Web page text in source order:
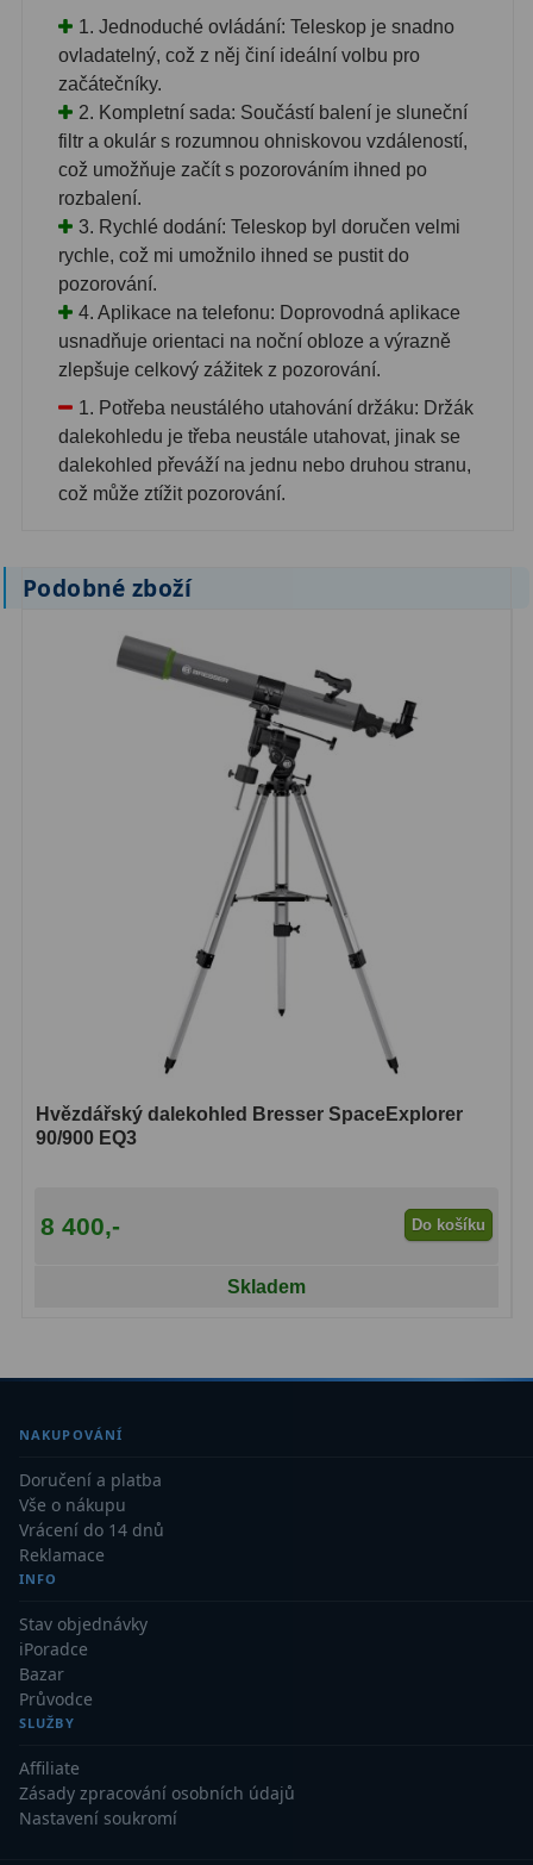
1. Jednoduché ovládání: Teleskop je snadno
ovladatelný, což z něj činí ideální volbu pro
začátečníky.
2. Kompletní sada: Součástí balení je sluneční
filtr a okulár s rozumnou ohniskovou vzdáleností,
což umožňuje začít s pozorováním ihned po
rozbalení.
3. Rychlé dodání: Teleskop byl doručen velmi
rychle, což mi umožnilo ihned se pustit do
pozorování.
4. Aplikace na telefonu: Doprovodná aplikace
usnadňuje orientaci na noční obloze a výrazně
zlepšuje celkový zážitek z pozorování.
1. Potřeba neustálého utahování držáku: Držák
dalekohledu je třeba neustále utahovat, jinak se
dalekohled převáží na jednu nebo druhou stranu,
což může ztížit pozorování.
Podobné zboží
Hvězdářský dalekohled Bresser SpaceExplorer
90/900 EQ3
8 400,- Do košíku
Skladem
NAKUPOVÁNÍ
Doručení a platba
Vše o nákupu
Vrácení do 14 dnů
Reklamace
INFO
Stav objednávky
iPoradce
Bazar
Průvodce
SLUŽBY
Affiliate
Zásady zpracování osobních údajů
Nastavení soukromí